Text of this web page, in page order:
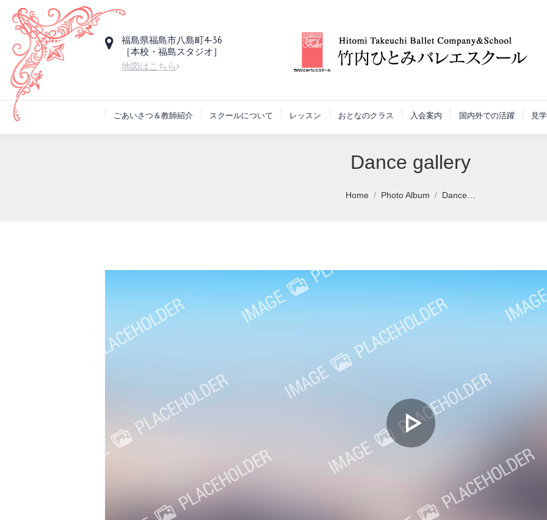
福島県福島市八島町4-36
［本校・福島スタジオ］
地図はこちら
ごあいさつ＆教師紹介 スクールについて レッスン おとなのクラス 入会案内 国内外での活躍 見
Dance gallery
Home Photo Album Dance…